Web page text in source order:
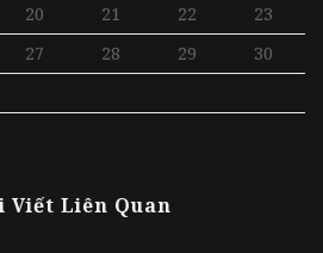
20 21 22
23
27 28 29
30
Viết Liên Quan